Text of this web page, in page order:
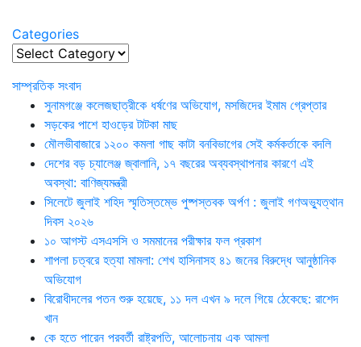
Categories
Categories
সাম্প্রতিক সংবাদ
সুনামগঞ্জে কলেজছাত্রীকে ধর্ষণের অভিযোগ, মসজিদের ইমাম গ্রেপ্তার
সড়কের পাশে হাওড়ের টাটকা মাছ
মৌলভীবাজারে ১২০০ কমলা গাছ কাটা বনবিভাগের সেই কর্মকর্তাকে বদলি
দেশের বড় চ্যালেঞ্জ জ্বালানি, ১৭ বছরের অব্যবস্থাপনার কারণে এই
অবস্থা: বাণিজ্যমন্ত্রী
সিলেটে জুলাই শহিদ স্মৃতিস্তম্ভে পুষ্পস্তবক অর্পণ : জুলাই গণঅভ্যুত্থান
দিবস ২০২৬
১০ আগস্ট এসএসসি ও সমমানের পরীক্ষার ফল প্রকাশ
শাপলা চত্বরে হত্যা মামলা: শেখ হাসিনাসহ ৪১ জনের বিরুদ্ধে আনুষ্ঠানিক
অভিযোগ
বিরোধীদলের পতন শুরু হয়েছে, ১১ দল এখন ৯ দলে গিয়ে ঠেকেছে: রাশেদ
খান
কে হতে পারেন পরবর্তী রাষ্ট্রপতি, আলোচনায় এক আমলা